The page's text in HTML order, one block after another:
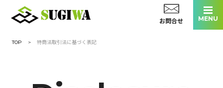
お問合せ
TOP 特商法取引法に基づく表記